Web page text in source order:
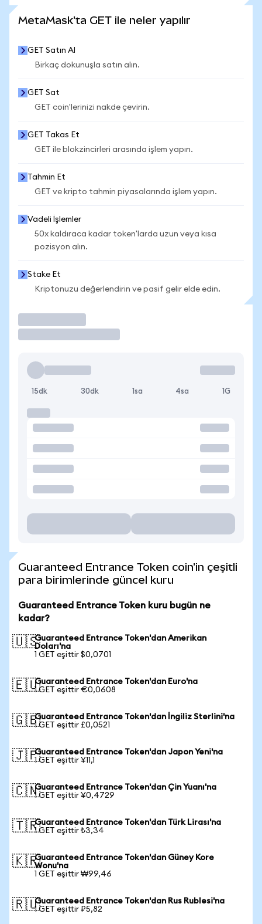
MetaMask'ta GET ile neler yapılır
GET Satın Al
Birkaç dokunuşla satın alın.
GET Sat
GET coin'lerinizi nakde çevirin.
GET Takas Et
GET ile blokzincirleri arasında işlem yapın.
Tahmin Et
GET ve kripto tahmin piyasalarında işlem yapın.
Vadeli İşlemler
50x kaldıraca kadar token'larda uzun veya kısa
pozisyon alın.
Stake Et
Kriptonuzu değerlendirin ve pasif gelir elde edin.
15dk 30dk 1sa 4sa 1G
Guaranteed Entrance Token coin'in çeşitli
para birimlerinde güncel kuru
Guaranteed Entrance Token kuru bugün ne
kadar?
🇺🇸Guaranteed Entrance Token'dan Amerikan
Doları'na
1 GET eşittir $0,0701
🇪🇺Guaranteed Entrance Token'dan Euro'na
1 GET eşittir €0,0608
🇬🇧Guaranteed Entrance Token'dan İngiliz Sterlini'na
1 GET eşittir £0,0521
🇯🇵Guaranteed Entrance Token'dan Japon Yeni'na
1 GET eşittir ¥11,1
🇨🇳Guaranteed Entrance Token'dan Çin Yuanı'na
1 GET eşittir ¥0,4729
🇹🇷Guaranteed Entrance Token'dan Türk Lirası'na
1 GET eşittir ₺3,34
🇰🇷Guaranteed Entrance Token'dan Güney Kore
Wonu'na
1 GET eşittir ₩99,46
🇷🇺Guaranteed Entrance Token'dan Rus Rublesi'na
1 GET eşittir ₽5,82